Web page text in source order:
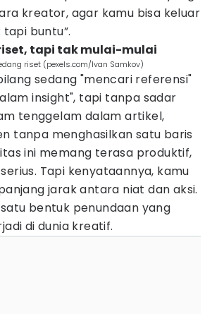
kreator, agar kamu bisa keluar
tapi buntu”.
tapi tak mulai-mulai
riset (pexels.com/Ivan Samkov)
sedang "mencari referensi"
insight", tapi tanpa sadar
tenggelam dalam artikel,
tanpa menghasilkan satu baris
ini memang terasa produktif,
Tapi kenyataannya, kamu
jarak antara niat dan aksi.
bentuk penundaan yang
di dunia kreatif.